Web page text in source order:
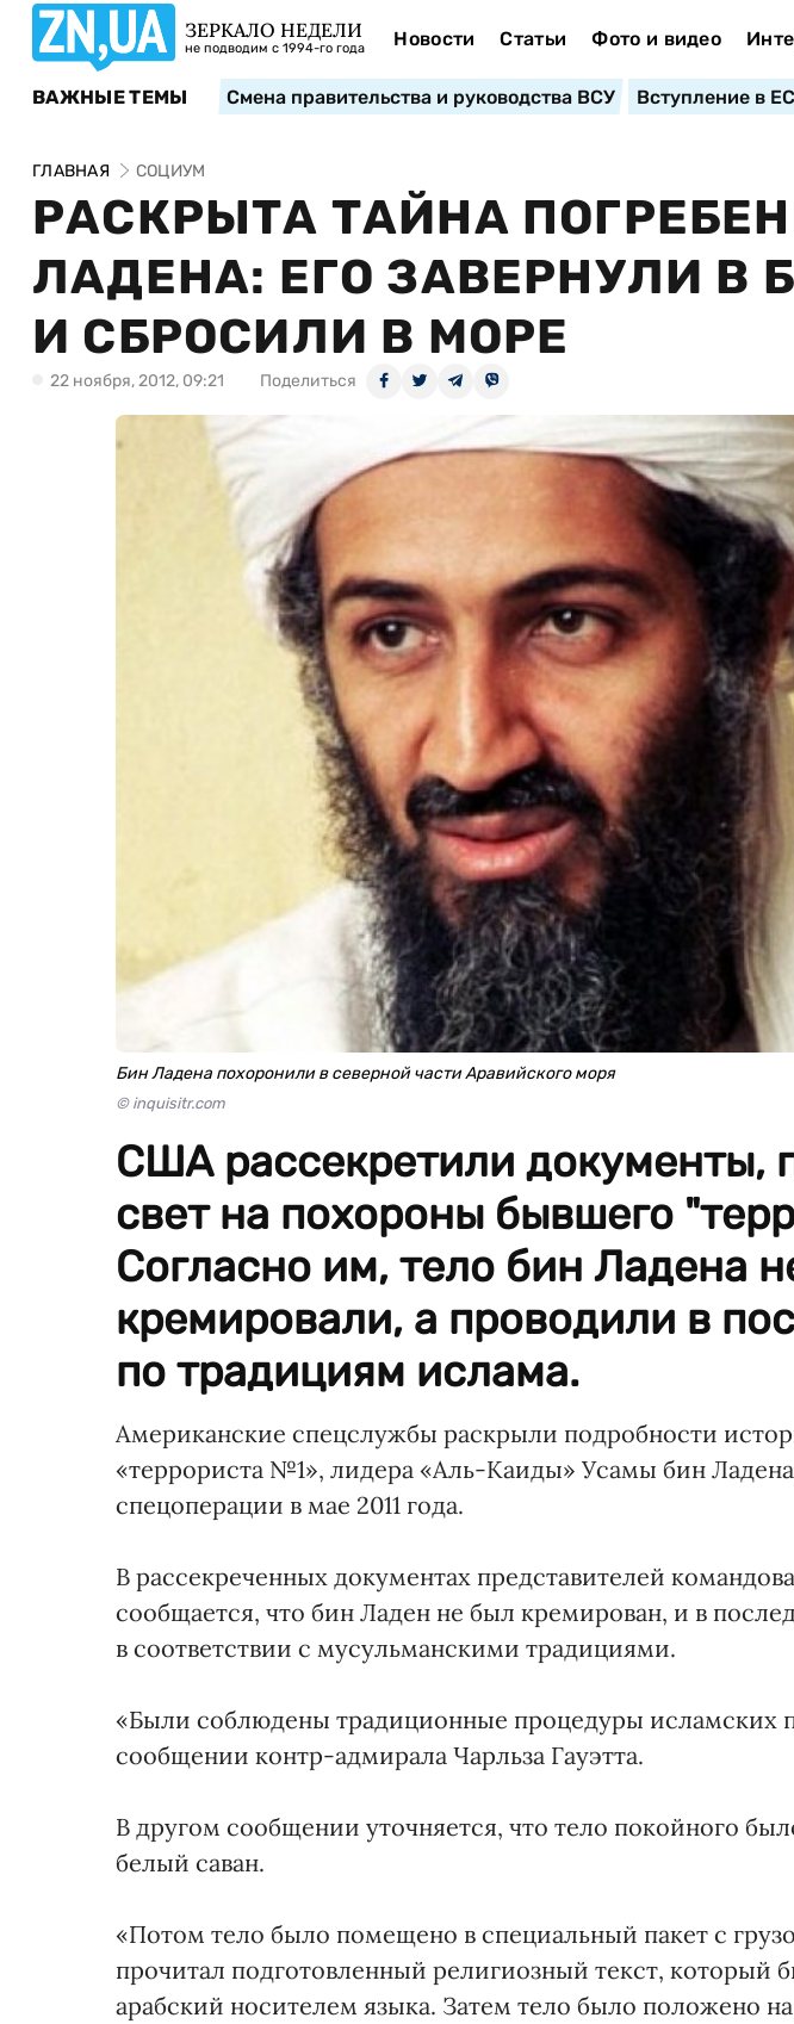
ЗЕРКАЛО НЕДЕЛИ
не подводим с 1994-го года Новости Статьи Фото и видео
ВАЖНЫЕ ТЕМЫ Смена правительства и руководства ВСУ Вступление в
ГЛАВНАЯ СОЦИУМ
РАСКРЫТА ТАЙНА
ЛАДЕНА: ЕГО ЗАВЕРНУЛИ В
И СБРОСИЛИ В МОРЕ
22 ноября, 2012, 09:21 Поделиться
Бин Ладена похоронили в северной части Аравийского моря
© inquisitr.com
США рассекретили документы,
свет на похороны бывшего
Согласно им, тело бин Ладена
кремировали, а проводили в
по традициям ислама.
Американские спецслужбы раскрыли подробности
«террориста №1», лидера «Аль-Каиды» Усамы бин
спецоперации в мае 2011 года.
В рассекреченных документах представителей
сообщается, что бин Ладен не был кремирован, и в
в соответствии с мусульманскими традициями.
«Были соблюдены традиционные процедуры исламских
сообщении контр-адмирала Чарльза Гауэтта.
В другом сообщении уточняется, что тело покойного
белый саван.
«Потом тело было помещено в специальный пакет с
прочитал подготовленный религиозный текст, который
арабский носителем языка. Затем тело было положено